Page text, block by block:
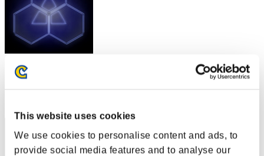
This website uses cookies
We use cookies to personalise content and ads, to
provide social media features and to analyse our
スコア: -
RANK